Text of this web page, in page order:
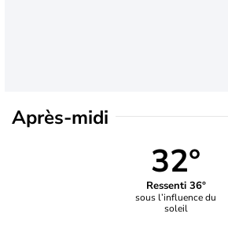
Après-midi
32°
Ressenti 36°
sous l’influence du
soleil